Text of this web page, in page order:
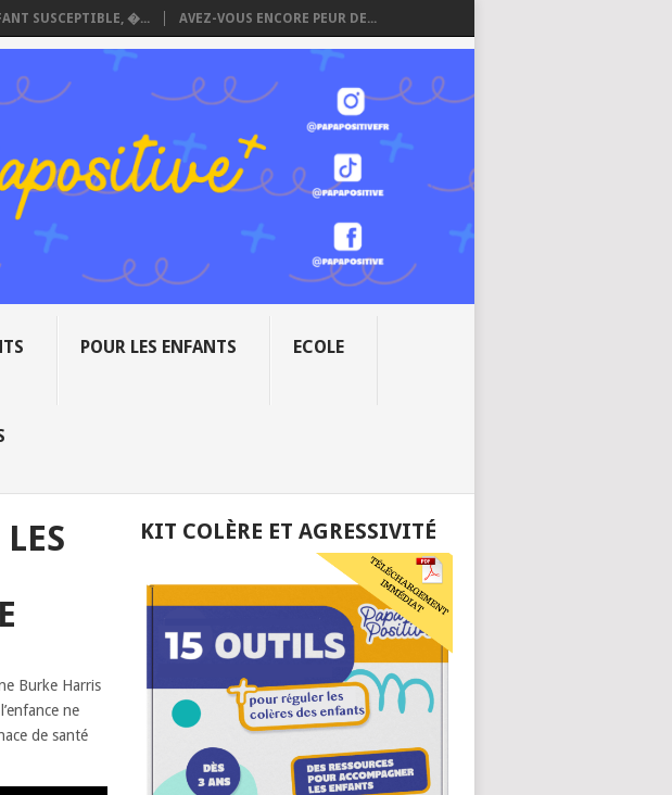
SUSCEPTIBLE, �... AVEZ-VOUS ENCORE PEUR DE...
POUR LES ENFANTS ECOLE
Burke Harris
ne
de santé
KIT COLÈRE ET AGRESSIVITÉ